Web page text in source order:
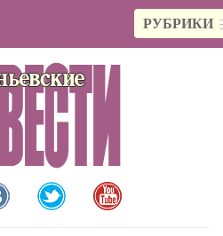
РУБРИКИ